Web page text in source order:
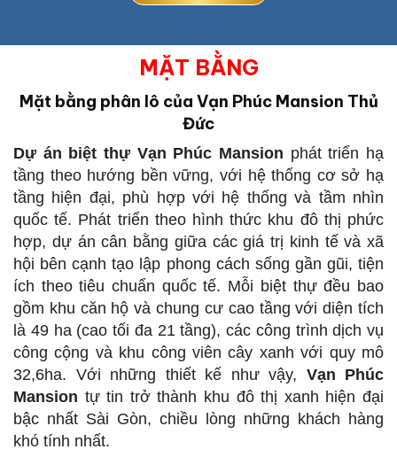
MẶT BẰNG
Mặt bằng phân lô của Vạn Phúc Mansion Thủ
Đức
Dự án biệt thự Vạn Phúc Mansion phát triển hạ
tầng theo hướng bền vững, với hệ thống cơ sở hạ
tầng hiện đại, phù hợp với hệ thống và tầm nhìn
quốc tế. Phát triển theo hình thức khu đô thị phức
hợp, dự án cân bằng giữa các giá trị kinh tế và xã
hội bên cạnh tạo lập phong cách sống gần gũi, tiện
ích theo tiêu chuẩn quốc tế. Mỗi biệt thự đều bao
gồm khu căn hộ và chung cư cao tầng với diện tích
là 49 ha (cao tối đa 21 tầng), các công trình dịch vụ
công cộng và khu công viên cây xanh với quy mô
32,6ha. Với những thiết kế như vậy, Vạn Phúc
Mansion tự tin trở thành khu đô thị xanh hiện đại
bậc nhất Sài Gòn, chiều lòng những khách hàng
khó tính nhất.